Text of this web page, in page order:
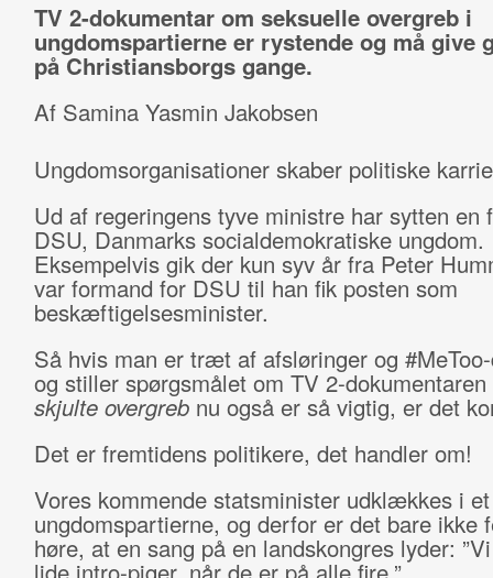
TV 2-dokumentar om seksuelle overgreb i
ungdomspartierne er rystende og må give
på Christiansborgs gange.
Af Samina Yasmin Jakobsen
Ungdomsorganisationer skaber politiske
Ud af regeringens tyve ministre har sytten en
DSU, Danmarks socialdemokratiske ungdom.
Eksempelvis gik der kun syv år fra Peter
var formand for DSU til han fik posten som
beskæftigelsesminister.
Så hvis man er træt af afsløringer og
og stiller spørgsmålet om TV 2-dokumentaren
skjulte overgrebnu også er så vigtig, er det
Det er fremtidens politikere, det handler om!
Vores kommende statsminister udklækkes i
ungdomspartierne, og derfor er det bare ikke
høre, at en sang på en landskongres lyder: